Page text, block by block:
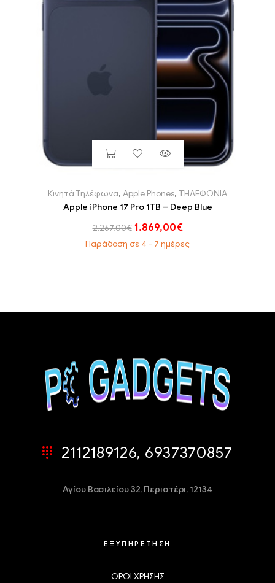
Κινητά Τηλέφωνα, Apple Phones, ΤΗΛΕΦΩΝΙΑ
Apple iPhone 17 Pro 1TB – Deep Blue
2.267,00€ 1.869,00€
Παράδοση σε 4 - 7 ημέρες
2112189126, 6937370857
Αγίου Βασιλείου 32, Περιστέρι, 12134
ΕΞΥΠΗΡΕΤΗΣΗ
ΟΡΟΙ ΧΡΗΣΗΣ